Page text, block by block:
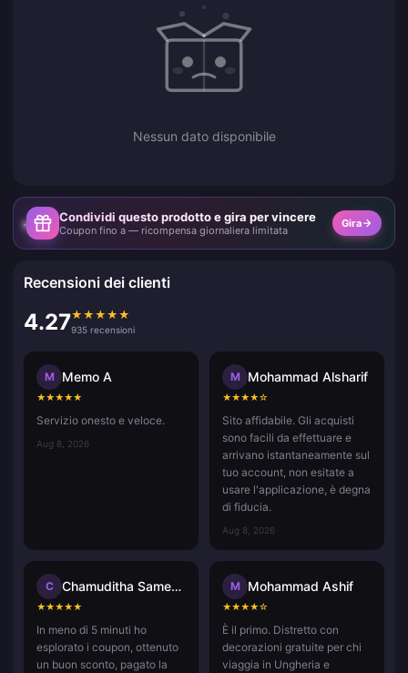
Nessun dato disponibile
Condividi questo prodotto e gira per vincere
Coupon fino a — ricompensa giornaliera limitata
Gira
Recensioni dei clienti
4.27★ ★ ★ ★ ★
935 recensioni
M Memo A
★★★★★
Servizio onesto e veloce.
Aug 8, 2026
M Mohammad Alsharif
★★★★☆
Sito affidabile. Gli acquisti
sono facili da effettuare e
arrivano istantaneamente sul
tuo account, non esitate a
usare l'applicazione, è degna
di fiducia.
Aug 8, 2026
C Chamuditha Sameenath
★★★★★
In meno di 5 minuti ho
esplorato i coupon, ottenuto
un buon sconto, pagato la
M Mohammad Ashif
★★★★☆
È il primo. Distretto con
decorazioni gratuite per chi
viaggia in Ungheria e